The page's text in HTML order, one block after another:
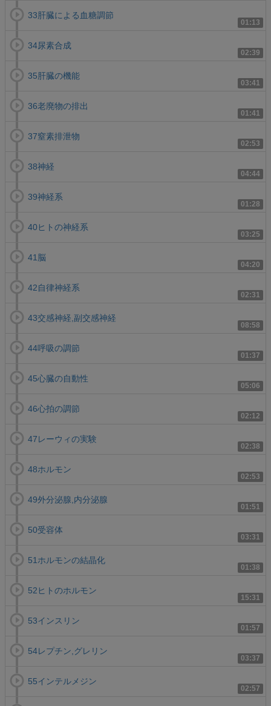
01:13
33肝臓による血糖調節
02:39
34尿素合成
03:41
35肝臓の機能
01:41
36老廃物の排出
02:53
37窒素排泄物
04:44
38神経
01:28
39神経系
03:25
40ヒトの神経系
04:20
41脳
02:31
42自律神経系
08:58
43交感神経,副交感神経
01:37
44呼吸の調節
05:06
45心臓の自動性
02:12
46心拍の調節
02:38
47レーウィの実験
02:53
48ホルモン
01:51
49外分泌腺,内分泌腺
03:31
50受容体
01:38
51ホルモンの結晶化
15:31
52ヒトのホルモン
01:57
53インスリン
03:37
54レプチン,グレリン
02:57
55インテルメジン